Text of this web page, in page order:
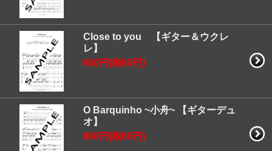
Close to you 【ギター＆ウクレ
レ】
660円(税60円)
O Barquinho ~小舟~ 【ギターデュ
オ】
660円(税60円)